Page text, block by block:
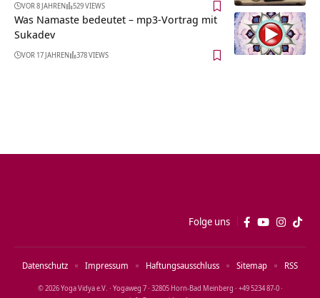
VOR 8 JAHREN 529 VIEWS
Was Namaste bedeutet – mp3-Vortrag mit
Sukadev
VOR 17 JAHREN 378 VIEWS
Folge uns
© 2026 Yoga Vidya e.V. · Yogaweg 7 · 32805 Horn‑Bad Meinberg · +49 5234 87‑0 ·
Datenschutz Impressum Haftungsausschluss Sitemap RSS